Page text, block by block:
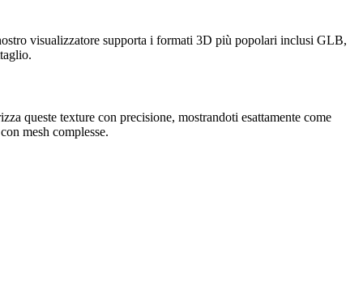
visualizzatore supporta i formati 3D più popolari inclusi GLB,
queste texture con precisione, mostrandoti esattamente come
mesh complesse.